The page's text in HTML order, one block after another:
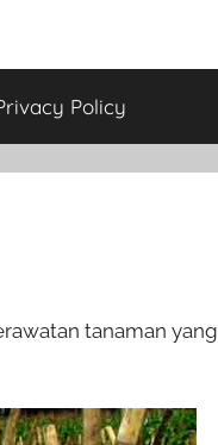
Policy
tanaman yang